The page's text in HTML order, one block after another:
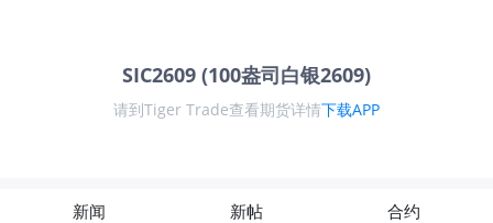
SIC2609 (100盎司白银2609)
请到Tiger Trade查看期货详情下载APP
新闻 新帖 合约